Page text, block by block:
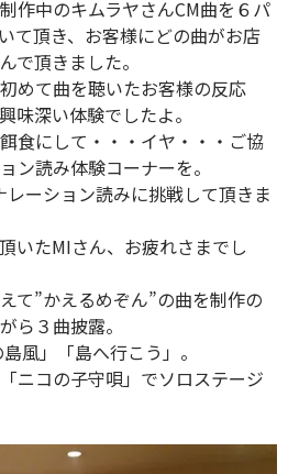
作中のキムラヤさんCM曲を６パ
て頂き、お客様にどの曲がお店
で頂きました。
めて曲を聴いたお客様の反応
味深い体験でしたよ。
食にして・・・イヤ・・・ご協
ン読み体験コーナーを。
ーション読みに挑戦して頂きま
いたMIさん、お疲れさまでし
て”かえるめぞん”の曲を制作の
ら３曲披露。
風」「島へ行こう」。
ニコの子守唄」でソロステージ